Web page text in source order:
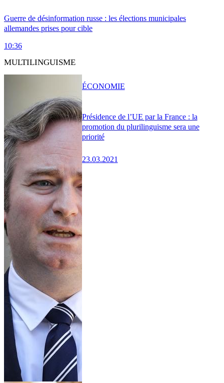
Guerre de désinformation russe : les élections municipales
allemandes prises pour cible
10:36
MULTILINGUISME
Présidence de l’UE par la France : la
promotion du plurilinguisme sera une
priorité
23.03.2021
ÉCONOMIE